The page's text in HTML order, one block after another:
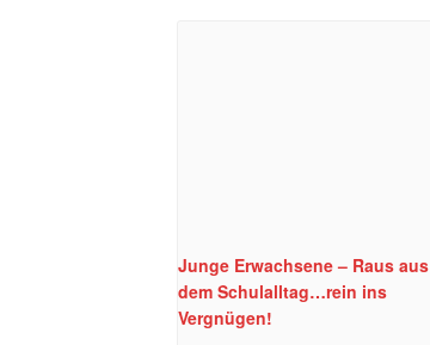
Junge Erwachsene – Raus aus
dem Schulalltag…rein ins
Vergnügen!